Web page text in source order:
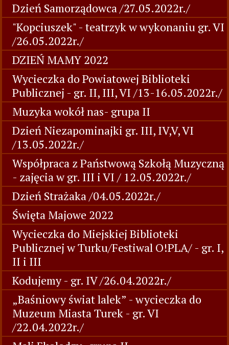
Dzień Samorządowca /27.05.2022r./
"Kopciuszek" - teatrzyk w wykonaniu gr. VI
/26.05.2022r./
DZIEŃ MAMY 2022
Wycieczka do Powiatowej Biblioteki
Publicznej - gr. II, III, VI /13-16.05.2022r./
Muzyka wokół nas- grupa II
Dzień Niezapominajki gr. III, IV,V, VI
/13.05.2022r./
Współpraca z Państwową Szkołą Muzyczną
- zajęcia w gr. III i VI / 12.05.2022r./
Dzień Strażaka /04.05.2022r./
Święta Majowe 2022
Wycieczka do Miejskiej Biblioteki
Publicznej w Turku/Festiwal O!PLA/ - gr. I,
II i III
Kodujemy - gr. IV /26.04.2022r./
„Baśniowy świat lalek” - wycieczka do
Muzeum Miasta Turek - gr. VI
/22.04.2022r./